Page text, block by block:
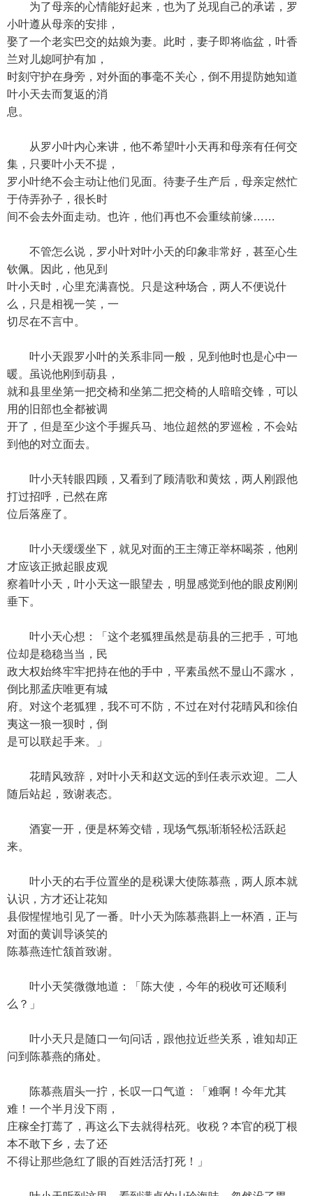
为了母亲的心情能好起来，也为了兑现自己的承诺，罗
小叶遵从母亲的安排，
娶了一个老实巴交的姑娘为妻。此时，妻子即将临盆，叶香
兰对儿媳呵护有加，
时刻守护在身旁，对外面的事毫不关心，倒不用提防她知道
叶小天去而复返的消
息。
从罗小叶内心来讲，他不希望叶小天再和母亲有任何交
集，只要叶小天不提，
罗小叶绝不会主动让他们见面。待妻子生产后，母亲定然忙
于侍弄孙子，很长时
间不会去外面走动。也许，他们再也不会重续前缘……
不管怎么说，罗小叶对叶小天的印象非常好，甚至心生
钦佩。因此，他见到
叶小天时，心里充满喜悦。只是这种场合，两人不便说什
么，只是相视一笑，一
切尽在不言中。
叶小天跟罗小叶的关系非同一般，见到他时也是心中一
暖。虽说他刚到葫县，
就和县里坐第一把交椅和坐第二把交椅的人暗暗交锋，可以
用的旧部也全都被调
开了，但是至少这个手握兵马、地位超然的罗巡检，不会站
到他的对立面去。
叶小天转眼四顾，又看到了顾清歌和黄炫，两人刚跟他
打过招呼，已然在席
位后落座了。
叶小天缓缓坐下，就见对面的王主簿正举杯喝茶，他刚
才应该正掀起眼皮观
察着叶小天，叶小天这一眼望去，明显感觉到他的眼皮刚刚
垂下。
叶小天心想：「这个老狐狸虽然是葫县的三把手，可地
位却是稳稳当当，民
政大权始终牢牢把持在他的手中，平素虽然不显山不露水，
倒比那孟庆唯更有城
府。对这个老狐狸，我不可不防，不过在对付花晴风和徐伯
夷这一狼一狈时，倒
是可以联起手来。」
花晴风致辞，对叶小天和赵文远的到任表示欢迎。二人
随后站起，致谢表态。
酒宴一开，便是杯筹交错，现场气氛渐渐轻松活跃起
来。
叶小天的右手位置坐的是税课大使陈慕燕，两人原本就
认识，方才还让花知
县假惺惺地引见了一番。叶小天为陈慕燕斟上一杯酒，正与
对面的黄训导谈笑的
陈慕燕连忙颔首致谢。
叶小天笑微微地道：「陈大使，今年的税收可还顺利
么？」
叶小天只是随口一句问话，跟他拉近些关系，谁知却正
问到陈慕燕的痛处。
陈慕燕眉头一拧，长叹一口气道：「难啊！今年尤其
难！一个半月没下雨，
庄稼全打蔫了，再这么下去就得枯死。收税？本官的税丁根
本不敢下乡，去了还
不得让那些急红了眼的百姓活活打死！」